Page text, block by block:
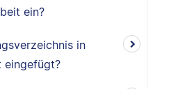
ein?
in
eingefügt?